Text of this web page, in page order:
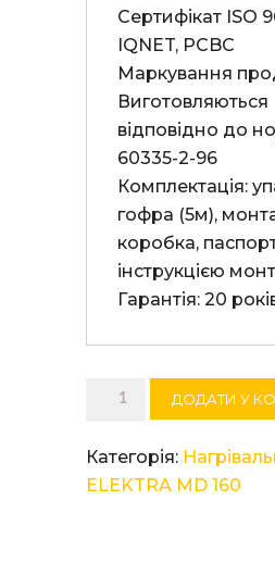
Сертифікат ISO
IQNET, PCBC
Маркування
Виготовляються
відповідно до
60335-2-96
Комплектація:
гофра (5м),
коробка,
інструкцією
Гарантія: 20
Нагрівальний
ELEKTRA
MD
ДОДАТИ У
Категорія:
ELEKTRA MD 160